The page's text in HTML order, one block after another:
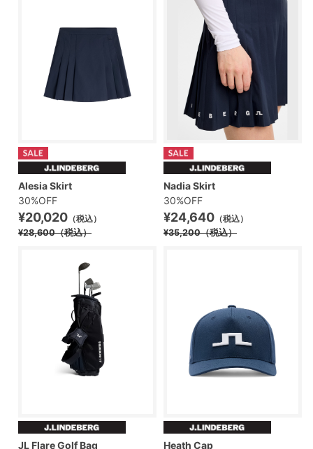
Alesia Skirt
30%OFF
¥20,020 （税込）
¥28,600（税込）
Nadia Skirt
30%OFF
¥24,640 （税込）
¥35,200（税込）
JL Flare Golf Bag Heath Cap